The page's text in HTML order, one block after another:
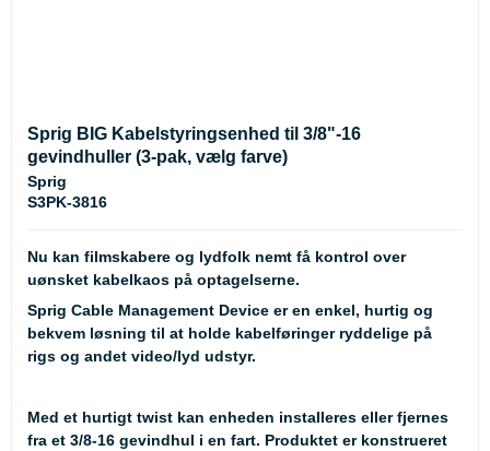
Sprig BIG Kabelstyringsenhed til 3/8"-16
gevindhuller (3-pak, vælg farve)
Sprig
S3PK-3816
Nu kan filmskabere og lydfolk nemt få kontrol over
uønsket kabelkaos på optagelserne.
Sprig Cable Management Device er en enkel, hurtig og
bekvem løsning til at holde kabelføringer ryddelige på
rigs og andet video/lyd udstyr.
Med et hurtigt twist kan enheden installeres eller fjernes
fra et 3/8-16 gevindhul i en fart. Produktet er konstrueret